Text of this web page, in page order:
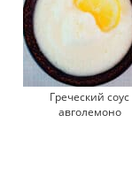
Греческий соус
авголемоно